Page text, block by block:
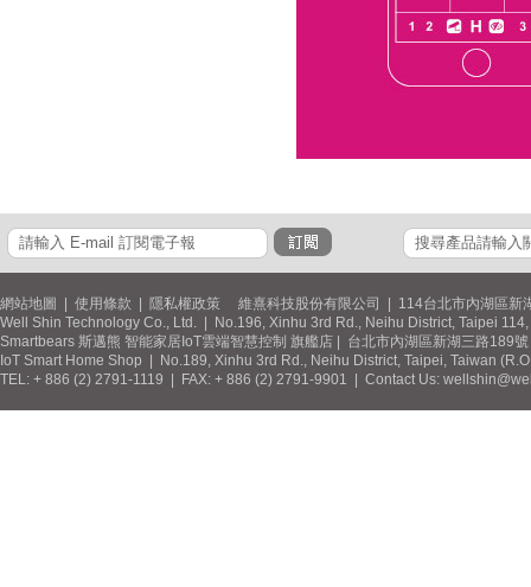
網站地圖 使用條款 隱私權政策 維熹科技股份有限公司 | 114台北市內湖區新
Well Shin Technology Co., Ltd. | No.196, Xinhu 3rd Rd., Neihu District, Taipei
Smartbears 斯邁熊 智能家居IoT雲端智慧控制 旗艦店 | 台北市內湖區新湖三路189
IoT Smart Home Shop | No.189, Xinhu 3rd Rd., Neihu District, Taipei, Taiwan
TEL: + 886 (2) 2791-1119 | FAX: + 886 (2) 2791-9901 | Contact Us: